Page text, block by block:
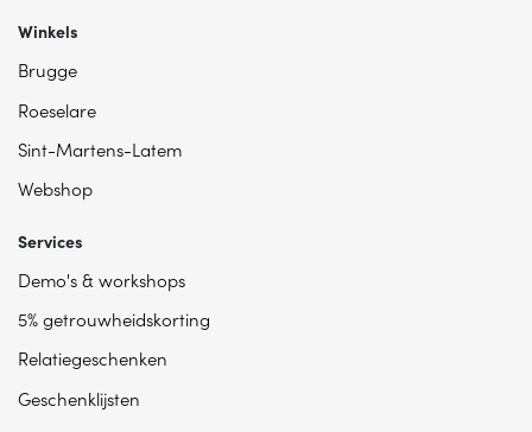
Winkels
Brugge
Roeselare
Sint-Martens-Latem
Webshop
Services
Demo's & workshops
5% getrouwheidskorting
Relatiegeschenken
Geschenklijsten